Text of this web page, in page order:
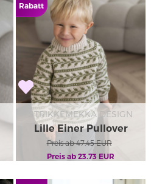
Rabatt
STRIKKEMEKKA DESIGN
Lille Einer Pullover
Preis ab 47.45EUR
Preis ab 23.73 EUR